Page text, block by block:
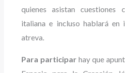
quienes asistan cuestiones
italiana e incluso hablará en
atreva.
Para participar hay que